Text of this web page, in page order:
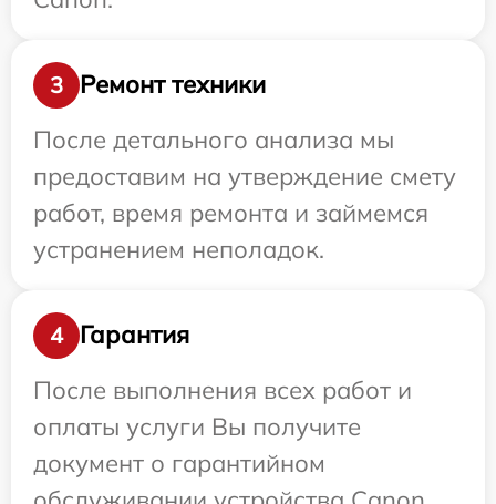
3
Ремонт техники
После детального анализа мы
предоставим на утверждение смету
работ, время ремонта и займемся
устранением неполадок.
4
Гарантия
После выполнения всех работ и
оплаты услуги Вы получите
документ о гарантийном